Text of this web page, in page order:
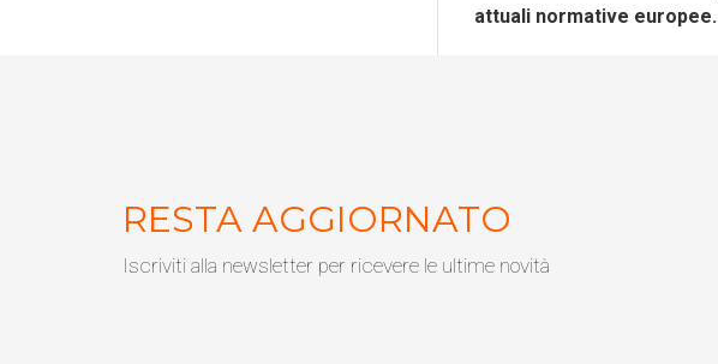
attuali normative europee.
RESTA AGGIORNATO
Iscriviti alla newsletter per ricevere le ultime novità